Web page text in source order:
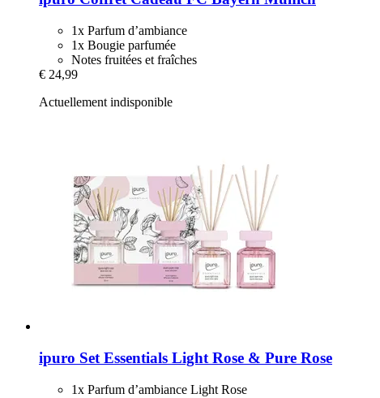
1x Parfum d’ambiance
1x Bougie parfumée
Notes fruitées et fraîches
€ 24,99
Actuellement indisponible
ipuro Set Essentials Light Rose & Pure Rose
1x Parfum d’ambiance Light Rose